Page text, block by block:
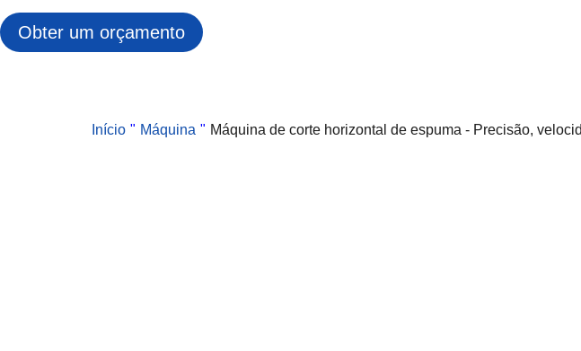
Obter um orçamento
Início " Máquina " Máquina de corte horizontal de espuma - Precisão,